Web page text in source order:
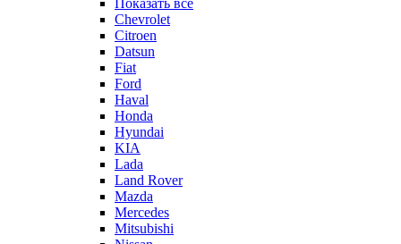
Chevrolet
Citroen
Datsun
Fiat
Ford
Haval
Honda
Hyundai
KIA
Lada
Land Rover
Mazda
Mercedes
Mitsubishi